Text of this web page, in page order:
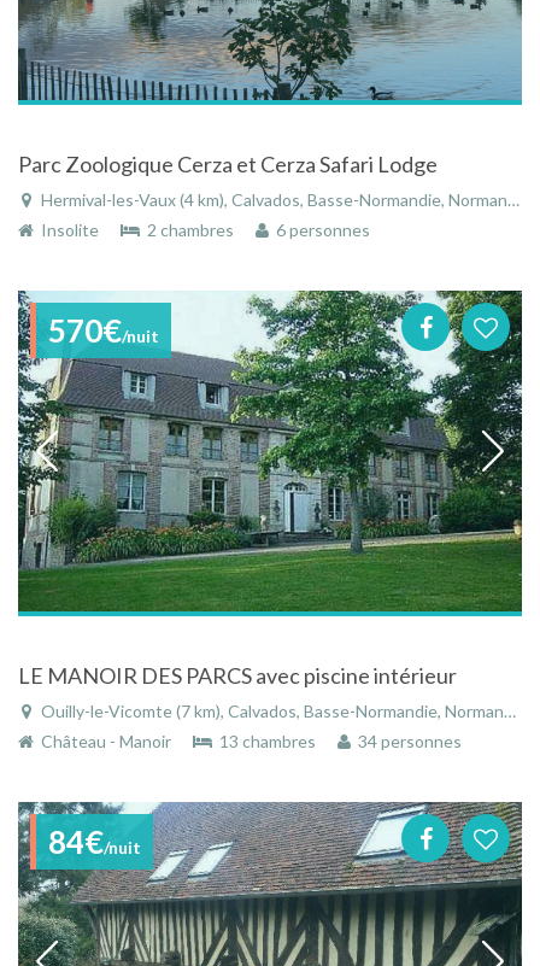
Parc Zoologique Cerza et Cerza Safari Lodge
Hermival-les-Vaux (4 km), Calvados, Basse-Normandie, Normandie, France
Insolite
2 chambres 6 personnes
570€/nuit
LE MANOIR DES PARCS avec piscine intérieur
Ouilly-le-Vicomte (7 km), Calvados, Basse-Normandie, Normandie, France
Château - Manoir
13 chambres 34 personnes
84€/nuit